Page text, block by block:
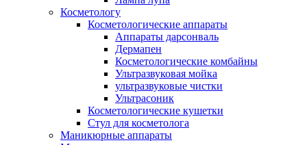
Косметологу
Косметологические аппараты
Аппараты дарсонваль
Дермапен
Косметологические комбайны
Ультразвуковая мойка
ультразвуковые чистки
Ультрасоник
Косметологические кушетки
Стул для косметолога
Маникюрные аппараты